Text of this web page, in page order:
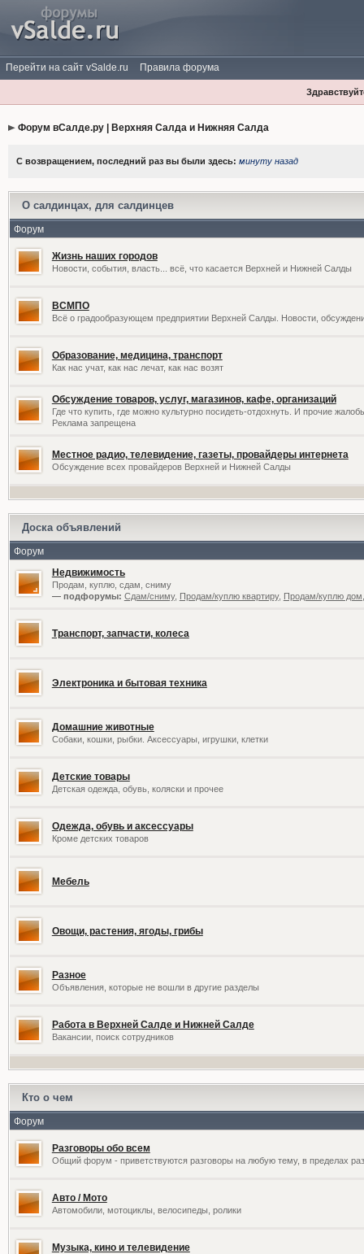
Перейти на сайт vSalde.ru Правила форума
Форум вСалде.ру | Верхняя Салда и Нижняя Салда
С возвращением, последний раз вы были здесь: минуту назад
О салдинцах, для салдинцев
Форум
Жизнь наших городов
Новости, события, власть... всё, что касается Верхней и Нижней Салды
ВСМПО
Всё о градообразующем предприятии Верхней Салды. Новости,
Образование, медицина, транспорт
Как нас учат, как нас лечат, как нас возят
Обсуждение товаров, услуг, магазинов, кафе, организаций
Где что купить, где можно культурно посидеть-отдохнуть. И прочие
Реклама запрещена
Местное радио, телевидение, газеты, провайдеры интернета
Обсуждение всех провайдеров Верхней и Нижней Салды
Доска объявлений
Форум
Недвижимость
Продам, куплю, сдам, сниму
— подфорумы: Сдам/сниму, Продам/куплю квартиру, Продам/куплю
Транспорт, запчасти, колеса
Электроника и бытовая техника
Домашние животные
Собаки, кошки, рыбки. Аксессуары, игрушки, клетки
Детские товары
Детская одежда, обувь, коляски и прочее
Одежда, обувь и аксессуары
Кроме детских товаров
Мебель
Овощи, растения, ягоды, грибы
Разное
Объявления, которые не вошли в другие разделы
Работа в Верхней Салде и Нижней Салде
Вакансии, поиск сотрудников
Кто о чем
Форум
Разговоры обо всем
Общий форум - приветствуются разговоры на любую тему, в пределах
Авто / Мото
Автомобили, мотоциклы, велосипеды, ролики
Музыка, кино и телевидение